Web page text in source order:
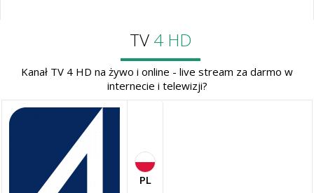
TV4 HD
Kanał TV 4 HD na żywo i online - live stream za darmo w
internecie i telewizji?
PL